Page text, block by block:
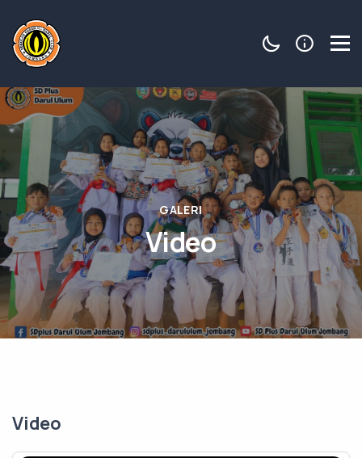
GALERI
Video
Video